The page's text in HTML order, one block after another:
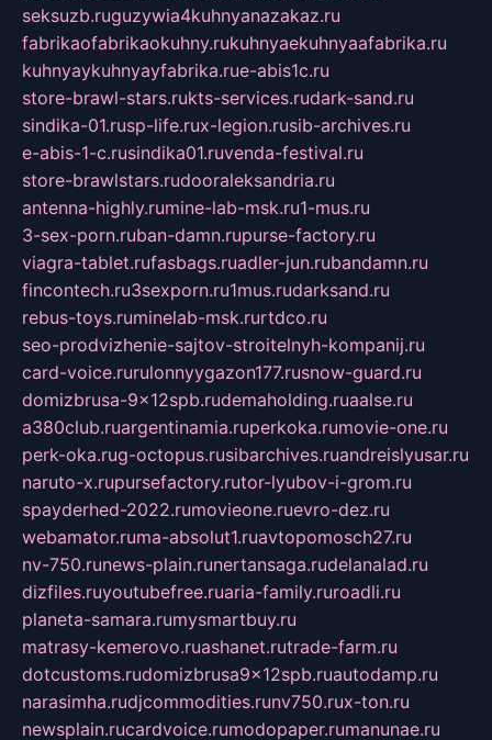
seksuzb.ruguzywia4kuhnyanazakaz.ru
fabrikaofabrikaokuhny.rukuhnyaekuhnyaafabrika.ru
kuhnyaykuhnyayfabrika.rue-abis1c.ru
store-brawl-stars.rukts-services.rudark-sand.ru
sindika-01.rusp-life.rux-legion.rusib-archives.ru
e-abis-1-c.rusindika01.ruvenda-festival.ru
store-brawlstars.rudooraleksandria.ru
antenna-highly.rumine-lab-msk.ru1-mus.ru
3-sex-porn.ruban-damn.rupurse-factory.ru
viagra-tablet.rufasbags.ruadler-jun.rubandamn.ru
fincontech.ru3sexporn.ru1mus.rudarksand.ru
rebus-toys.ruminelab-msk.rurtdco.ru
seo-prodvizhenie-sajtov-stroitelnyh-kompanij.ru
card-voice.rurulonnyygazon177.rusnow-guard.ru
domizbrusa-9x12spb.rudemaholding.ruaalse.ru
a380club.ruargentinamia.ruperkoka.rumovie-one.ru
perk-oka.rug-octopus.rusibarchives.ruandreislyusar.ru
naruto-x.rupursefactory.rutor-lyubov-i-grom.ru
spayderhed-2022.rumovieone.ruevro-dez.ru
webamator.ruma-absolut1.ruavtopomosch27.ru
nv-750.runews-plain.runertansaga.rudelanalad.ru
dizfiles.ruyoutubefree.ruaria-family.ruroadli.ru
planeta-samara.rumysmartbuy.ru
matrasy-kemerovo.ruashanet.rutrade-farm.ru
dotcustoms.rudomizbrusa9x12spb.ruautodamp.ru
narasimha.rudjcommodities.runv750.rux-ton.ru
newsplain.rucardvoice.rumodopaper.rumanunae.ru